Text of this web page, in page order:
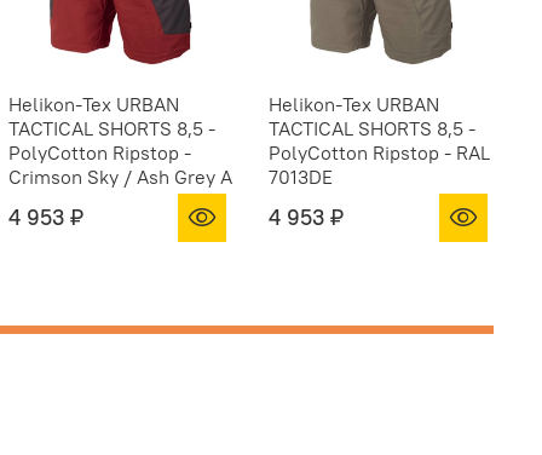
Helikon-Tex URBAN
TACTICAL SHORTS 8,5 -
PolyCotton Ripstop -
Crimson Sky / Ash Grey A
4 953 ₽
Helikon-Tex URBAN
TACTICAL SHORTS 8,5 -
PolyCotton Ripstop - RAL
7013DE
4 953 ₽